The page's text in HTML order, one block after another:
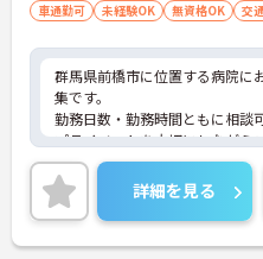
車通勤可 未経験OK 無資格OK 交
群馬県前橋市に位置する病院に
集です。
勤務日数・勤務時間ともに相談
プライベートを大切にしながら
す。患者様に寄り添ってサービ
ただける方を募集しています。
ご興味のある方には、面接対策
に詳細をご案内しますのでお気
い！
詳細を見る